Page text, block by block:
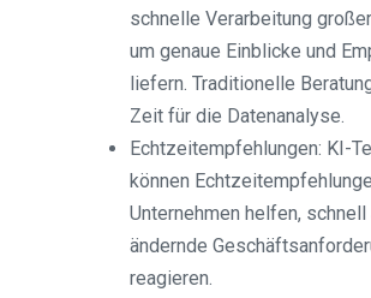
schnelle Verarbeitung
um genaue Einblicke und
liefern. Traditionelle
Zeit für die Datenanalyse.
Echtzeitempfehlungen: KI-
können
Unternehmen helfen,
ändernde
reagieren.